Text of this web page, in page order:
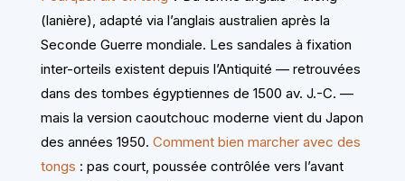
(lanière), adapté via l’anglais australien après la
Seconde Guerre mondiale. Les sandales à fixation
inter-orteils existent depuis l’Antiquité — retrouvées
dans des tombes égyptiennes de 1500 av. J.-C. —
mais la version caoutchouc moderne vient du Japon
des années 1950. Comment bien marcher avec des
tongs : pas court, poussée contrôlée vers l’avant